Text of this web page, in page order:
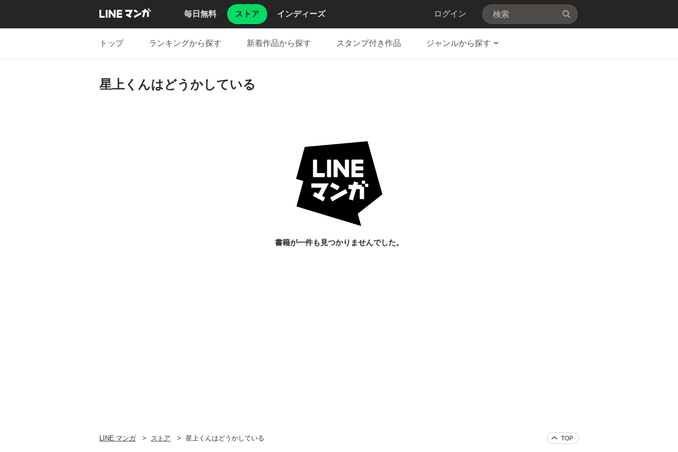
毎日無料 ストア インディーズ ログイン
トップ ランキングから探す 新着作品から探す スタンプ付き作品 ジャンルから探す
星上くんはどうかしている
書籍が一件も見つかりませんでした。
LINE マンガ ストア 星上くんはどうかしている